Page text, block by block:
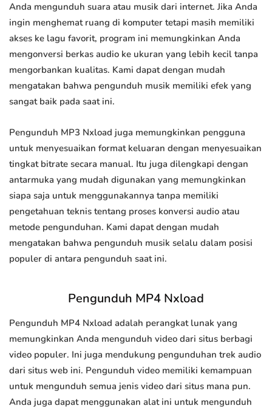
Anda mengunduh suara atau musik dari internet. Jika Anda
ingin menghemat ruang di komputer tetapi masih memiliki
akses ke lagu favorit, program ini memungkinkan Anda
mengonversi berkas audio ke ukuran yang lebih kecil tanpa
mengorbankan kualitas. Kami dapat dengan mudah
mengatakan bahwa pengunduh musik memiliki efek yang
sangat baik pada saat ini.
Pengunduh MP3 Nxload juga memungkinkan pengguna
untuk menyesuaikan format keluaran dengan menyesuaikan
tingkat bitrate secara manual. Itu juga dilengkapi dengan
antarmuka yang mudah digunakan yang memungkinkan
siapa saja untuk menggunakannya tanpa memiliki
pengetahuan teknis tentang proses konversi audio atau
metode pengunduhan. Kami dapat dengan mudah
mengatakan bahwa pengunduh musik selalu dalam posisi
populer di antara pengunduh saat ini.
Pengunduh MP4 Nxload
Pengunduh MP4 Nxload adalah perangkat lunak yang
memungkinkan Anda mengunduh video dari situs berbagi
video populer. Ini juga mendukung pengunduhan trek audio
dari situs web ini. Pengunduh video memiliki kemampuan
untuk mengunduh semua jenis video dari situs mana pun.
Anda juga dapat menggunakan alat ini untuk mengunduh